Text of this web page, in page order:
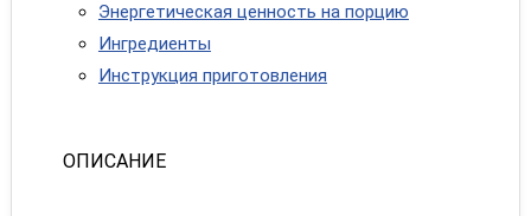
Энергетическая ценность на порцию
Ингредиенты
Инструкция приготовления
ОПИСАНИЕ